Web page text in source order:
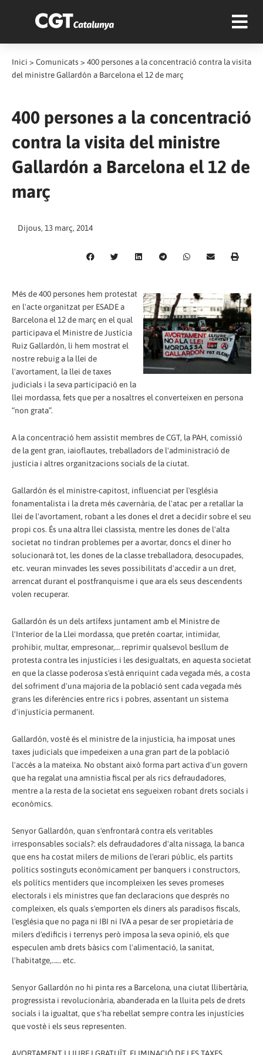
Inici > Comunicats > 400 persones a la concentració contra la visita
del ministre Gallardón a Barcelona el 12 de març
400 persones a la concentració
contra la visita del ministre
Gallardón a Barcelona el 12 de
març
Dijous, 13 març, 2014
Més de 400 persones hem protestat
en l'acte organitzat per ESADE a
Barcelona el 12 de març en el qual
participava el Ministre de Justícia
Ruiz Gallardón, li hem mostrat el
nostre rebuig a la llei de
l'avortament, la llei de taxes
judicials i la seva participació en la
llei mordassa, fets que per a nosaltres el converteixen en persona
“non grata”.
A la concentració hem assistit membres de CGT, la PAH, comissió
de la gent gran, iaioflautes, treballadors de l'administració de
justícia i altres organitzacions socials de la ciutat.
Gallardón és el ministre-capitost, influenciat per l'església
fonamentalista i la dreta més cavernària, de l'atac per a retallar la
llei de l'avortament, robant a les dones el dret a decidir sobre el seu
propi cos. És una altra llei classista, mentre les dones de l'alta
societat no tindran problemes per a avortar, doncs el diner ho
solucionarà tot, les dones de la classe treballadora, desocupades,
etc. veuran minvades les seves possibilitats d'accedir a un dret,
arrencat durant el postfranquisme i que ara els seus descendents
volen recuperar.
Gallardón és un dels artífexs juntament amb el Ministre de
l'Interior de la Llei mordassa, que pretén coartar, intimidar,
prohibir, multar, empresonar,… reprimir qualsevol besllum de
protesta contra les injustícies i les desigualtats, en aquesta societat
en que la classe poderosa s'està enriquint cada vegada més, a costa
del sofriment d'una majoria de la població sent cada vegada més
grans les diferències entre rics i pobres, assentant un sistema
d'injustícia permanent.
Gallardón, vostè és el ministre de la injustícia, ha imposat unes
taxes judicials que impedeixen a una gran part de la població
l'accés a la mateixa. No obstant això forma part activa d'un govern
que ha regalat una amnistia fiscal per als rics defraudadores,
mentre a la resta de la societat ens segueixen robant drets socials i
econòmics.
Senyor Gallardón, quan s'enfrontarà contra els veritables
irresponsables socials?: els defraudadores d'alta nissaga, la banca
que ens ha costat milers de milions de l'erari públic, els partits
polítics sostinguts econòmicament per banquers i constructors,
els polítics mentiders que incompleixen les seves promeses
electorals i els ministres que fan declaracions que després no
compleixen, els quals s'emporten els diners als paradisos fiscals,
l'església que no paga ni IBI ni IVA a pesar de ser propietària de
milers d'edificis i terrenys però imposa la seva opinió, els que
especulen amb drets bàsics com l'alimentació, la sanitat,
l'habitatge,…… etc.
Senyor Gallardón no hi pinta res a Barcelona, una ciutat llibertària,
progressista i revolucionària, abanderada en la lluita pels de drets
socials i la igualtat, que s'ha rebel·lat sempre contra les injustícies
que vostè i els seus representen.
AVORTAMENT LLIURE I GRATUÏT, ELIMINACIÓ DE LES TAXES